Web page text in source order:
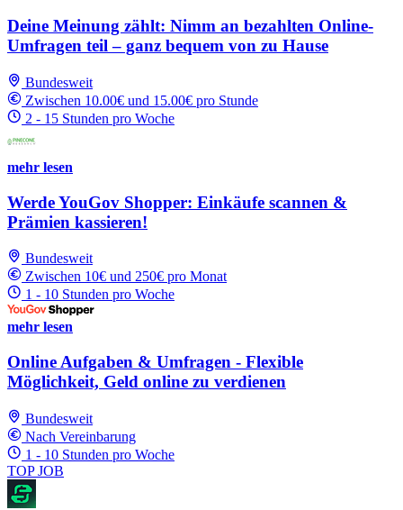
Deine Meinung zählt: Nimm an bezahlten Online-
Umfragen teil – ganz bequem von zu Hause
Bundesweit
Zwischen 10.00€ und 15.00€ pro Stunde
2 - 15 Stunden pro Woche
mehr lesen
Werde YouGov Shopper: Einkäufe scannen &
Prämien kassieren!
Bundesweit
Zwischen 10€ und 250€ pro Monat
1 - 10 Stunden pro Woche
mehr lesen
Online Aufgaben & Umfragen - Flexible
Möglichkeit, Geld online zu verdienen
Bundesweit
Nach Vereinbarung
1 - 10 Stunden pro Woche
TOP JOB